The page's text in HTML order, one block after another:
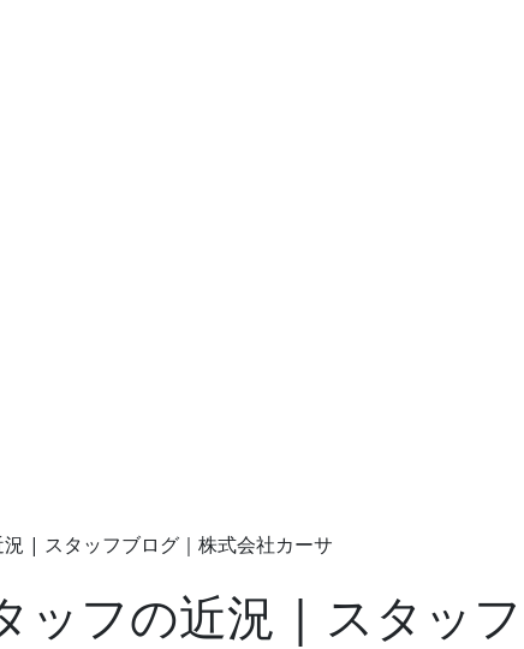
| スタッフブログ｜株式会社カーサ
フの近況 | スタッ